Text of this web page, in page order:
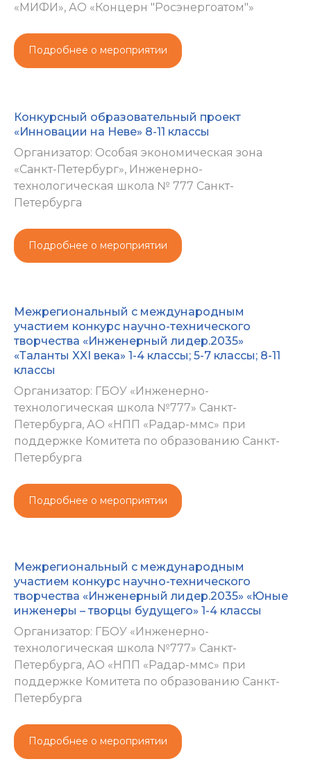
«МИФИ», АО «Концерн "Росэнергоатом"»
Подробнее о мероприятии
Конкурсный образовательный проект
«Инновации на Неве» 8-11 классы
Организатор: Особая экономическая зона
«Санкт-Петербург», Инженерно-
технологическая школа № 777 Санкт-
Петербурга
Подробнее о мероприятии
Межрегиональный с международным
участием конкурс научно-технического
творчества «Инженерный лидер.2035»
«Таланты XXI века» 1-4 классы; 5-7 классы; 8-11
классы
Организатор: ГБОУ «Инженерно-
технологическая школа №777» Санкт-
Петербурга, АО «НПП «Радар-ммс» при
поддержке Комитета по образованию Санкт-
Петербурга
Подробнее о мероприятии
Межрегиональный с международным
участием конкурс научно-технического
творчества «Инженерный лидер.2035» «Юные
инженеры – творцы будущего» 1-4 классы
Организатор: ГБОУ «Инженерно-
технологическая школа №777» Санкт-
Петербурга, АО «НПП «Радар-ммс» при
поддержке Комитета по образованию Санкт-
Петербурга
Подробнее о мероприятии